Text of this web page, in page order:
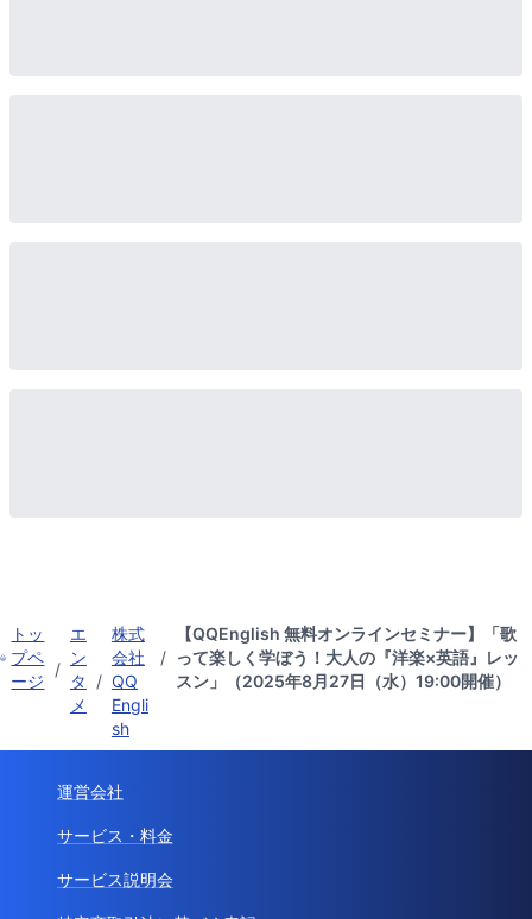
トッ
プペ
ージ
/
エ
ン
タ
メ
/
株式
会社
QQ
Engli
sh
/
【QQEnglish 無料オンラインセミナー】「歌
って楽しく学ぼう！大人の『洋楽×英語』レッ
スン」（2025年8月27日（水）19:00開催）
運営会社
サービス・料金
サービス説明会